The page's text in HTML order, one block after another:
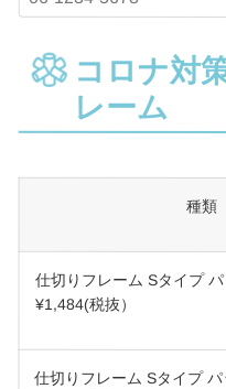
コロナ対
レーム
種類
仕切りフレーム Sタイプ
¥1,484(税抜）
仕切りフレーム Sタイプ